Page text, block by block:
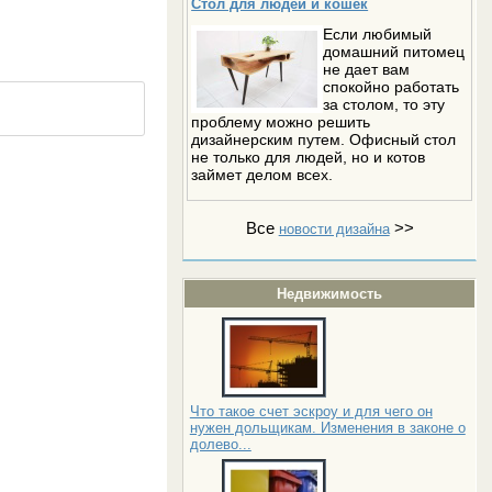
Стол для людей и кошек
Если любимый
домашний питомец
не дает вам
спокойно работать
за столом, то эту
проблему можно решить
дизайнерским путем. Офисный стол
не только для людей, но и котов
займет делом всех.
Все новости дизайна>>
Недвижимость
Что такое счет эскроу и для чего он
нужен дольщикам. Изменения в законе о
долево...